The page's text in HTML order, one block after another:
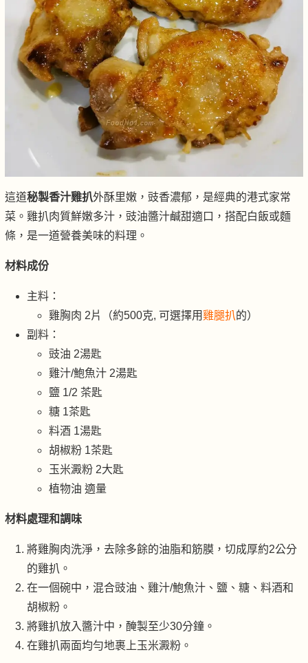
這道秘製香汁雞扒外酥里嫩，豉香濃郁，是經典的港式家常
菜。雞扒肉質鮮嫩多汁，豉油醬汁鹹甜適口，搭配白飯或麵
條，是一道營養美味的料理。
材料成份
主料：
雞胸肉 2片（約500克, 可選擇用雞腿扒的）
副料：
豉油 2湯匙
雞汁/鮑魚汁 2湯匙
鹽 1/2 茶匙
糖 1茶匙
料酒 1湯匙
胡椒粉 1茶匙
玉米澱粉 2大匙
植物油 適量
材料處理和調味
將雞胸肉洗淨，去除多餘的油脂和筋膜，切成厚約2公分
的雞扒。
在一個碗中，混合豉油、雞汁/鮑魚汁、鹽、糖、料酒和
胡椒粉。
將雞扒放入醬汁中，醃製至少30分鐘。
在雞扒兩面均勻地裹上玉米澱粉。